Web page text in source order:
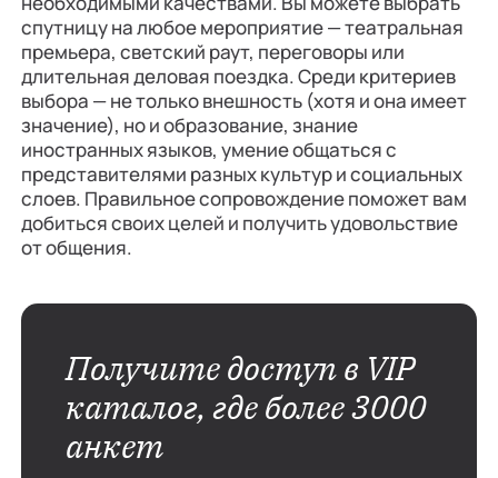
спутницу на любое мероприятие — театральная
премьера, светский раут, переговоры или
длительная деловая поездка. Среди критериев
выбора — не только внешность (хотя и она имеет
значение), но и образование, знание
иностранных языков, умение общаться с
представителями разных культур и социальных
слоев. Правильное сопровождение поможет вам
добиться своих целей и получить удовольствие
от общения.
Получите доступ в VIP
каталог, где более 3000
анкет